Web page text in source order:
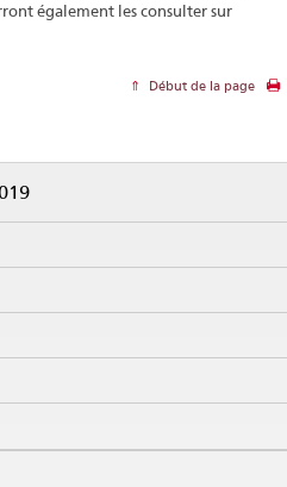
également les consulter sur
Début de la page